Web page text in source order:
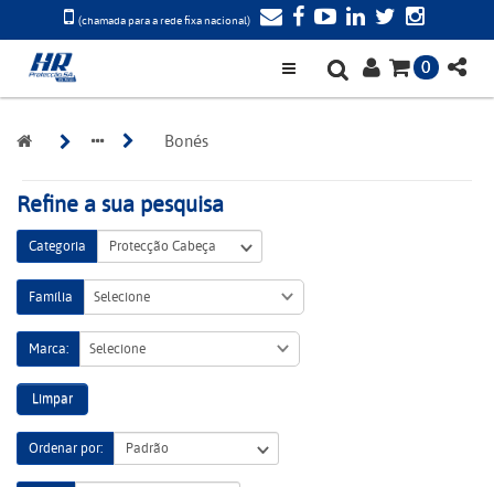
(chamada para a rede fixa nacional)
0
Bonés
Refine a sua pesquisa
Categoria
Família Selecione
Marca: Selecione
Limpar
Ordenar por: